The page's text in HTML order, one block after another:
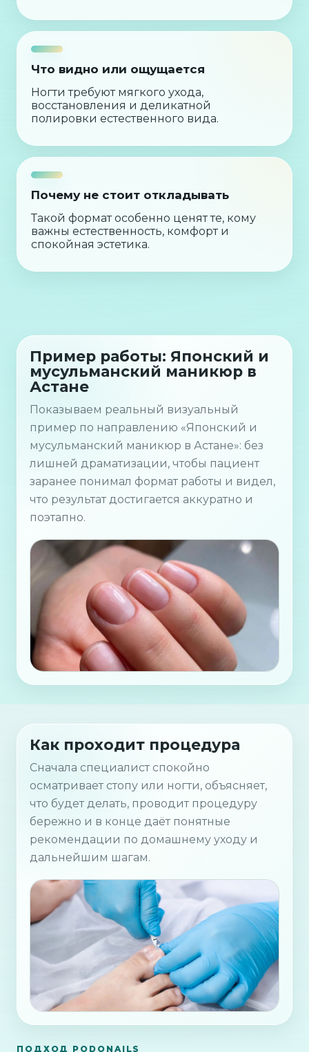
Что видно или ощущается
Ногти требуют мягкого ухода,
восстановления и деликатной
полировки естественного вида.
Почему не стоит откладывать
Такой формат особенно ценят те, кому
важны естественность, комфорт и
спокойная эстетика.
Пример работы: Японский и
мусульманский маникюр в
Астане
Показываем реальный визуальный
пример по направлению «Японский и
мусульманский маникюр в Астане»: без
лишней драматизации, чтобы пациент
заранее понимал формат работы и видел,
что результат достигается аккуратно и
поэтапно.
Как проходит процедура
Сначала специалист спокойно
осматривает стопу или ногти, объясняет,
что будет делать, проводит процедуру
бережно и в конце даёт понятные
рекомендации по домашнему уходу и
дальнейшим шагам.
ПОДХОД PODONAILS